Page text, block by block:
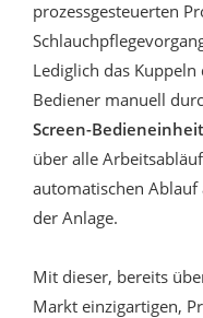
prozessgesteuerten
Lediglich das
Bediener manuell
Screen-Bedieneinheit
über alle
automatischen
der Anlage.
Mit dieser, bereits
Markt einzigartigen,